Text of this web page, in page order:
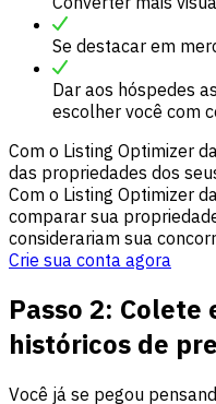
Se destacar em
Dar aos hóspedes
escolher você com
Com o Listing Optimizer
das propriedades dos
Com o Listing Optimizer
comparar sua
considerariam sua
Crie sua conta agora
Passo 2: Colete
históricos de
Você já se pegou